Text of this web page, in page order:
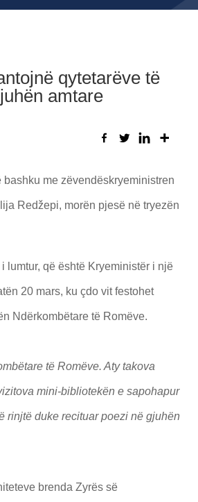
qytetarëve të
amtare
me zëvendëskryeministren
Redžepi, morën pjesë në tryezën
lumtur, që është Kryeministër i një
20 mars, ku çdo vit festohet
Ndërkombëtare të Romëve.
të Romëve. Aty takova
mini-bibliotekën e sapohapur
rinjtë duke recituar poezi në gjuhën
brenda Zyrës së